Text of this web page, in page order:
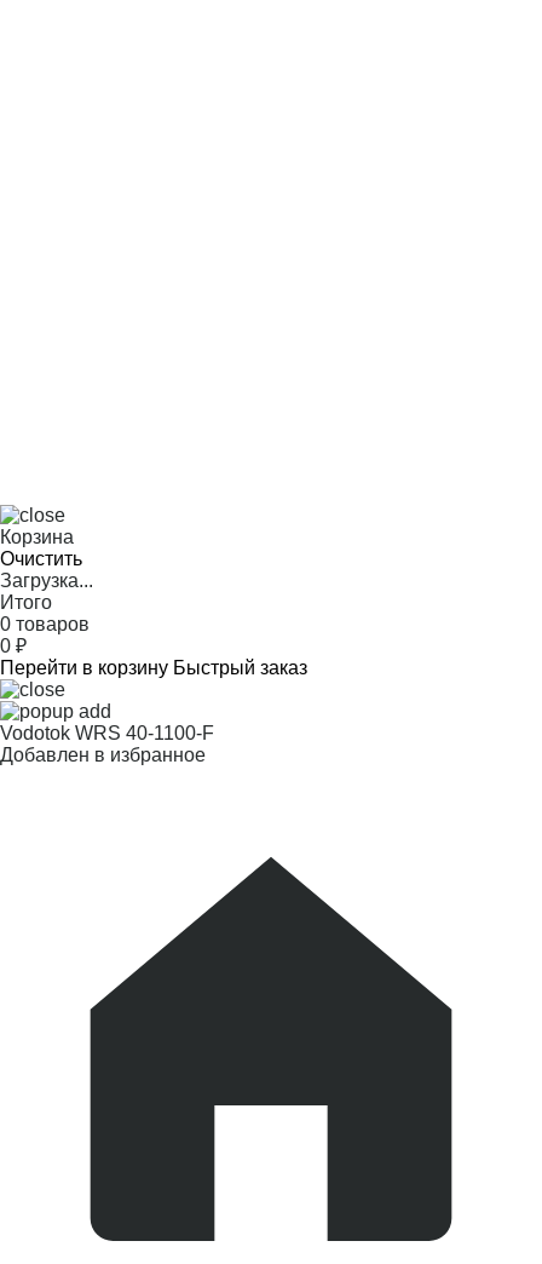
Корзина
Очистить
Загрузка...
Итого
0 товаров
0 ₽
Перейти в корзину Быстрый заказ
Vodotok WRS 40-1100-F
Добавлен в избранное